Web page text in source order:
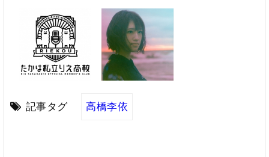
記事タグ 高橋李依